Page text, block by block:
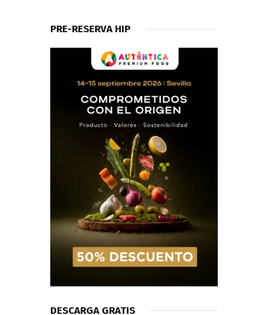
PRE-RESERVA HIP
DESCARGA GRATIS